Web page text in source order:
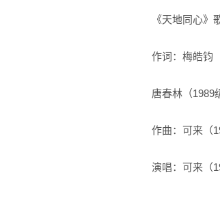
《天地同心》
作词：梅皓钧
唐春林（1989
作曲：可来（
演唱：可来（